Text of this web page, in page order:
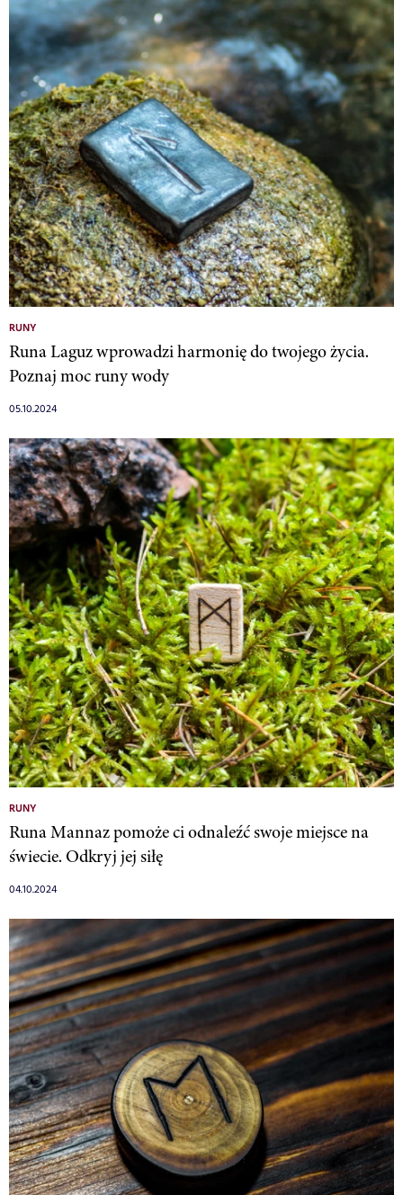
RUNY
Runa Laguz wprowadzi harmonię do twojego życia.
Poznaj moc runy wody
05.10.2024
RUNY
Runa Mannaz pomoże ci odnaleźć swoje miejsce na
świecie. Odkryj jej siłę
04.10.2024